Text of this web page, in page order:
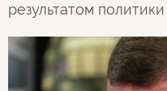
результатом